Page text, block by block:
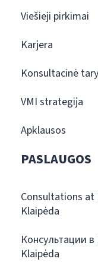
Viešieji pirkimai
Karjera
Konsultacinė
VMI strategija
Apklausos
PASLAUGOS
Consultations at
Klaipėda
Консультации
Klaipėda